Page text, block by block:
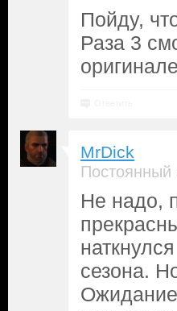
Пойду,
Раза 3
MrDick
Постоянный
Не надо,
сезона.